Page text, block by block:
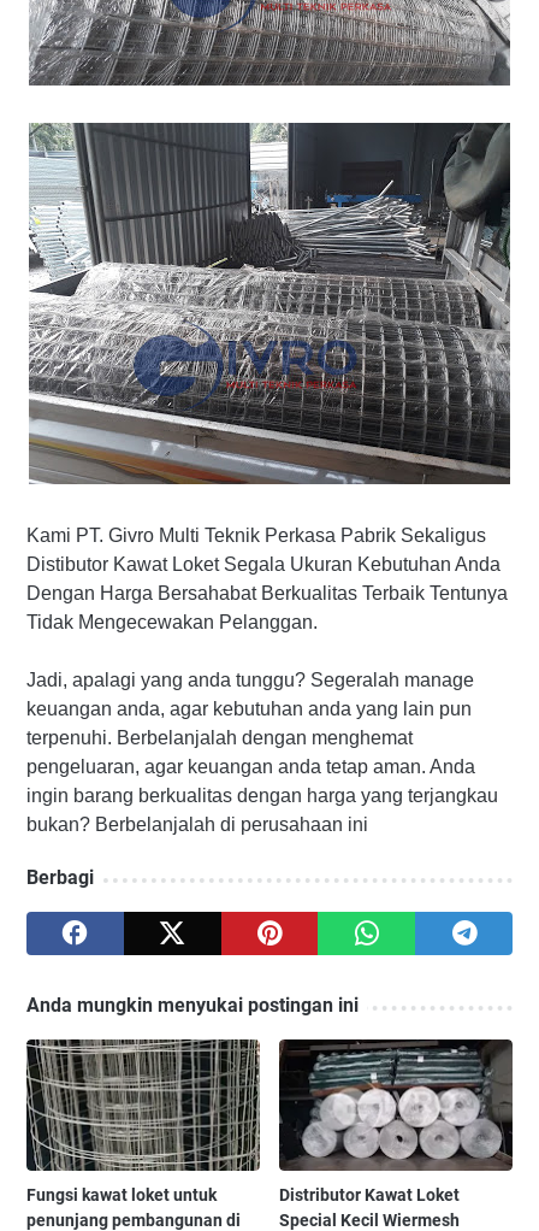
Kami PT. Givro Multi Teknik Perkasa Pabrik Sekaligus
Distibutor Kawat Loket Segala Ukuran Kebutuhan Anda
Dengan Harga Bersahabat Berkualitas Terbaik Tentunya
Tidak Mengecewakan Pelanggan.
Jadi, apalagi yang anda tunggu? Segeralah manage
keuangan anda, agar kebutuhan anda yang lain pun
terpenuhi. Berbelanjalah dengan menghemat
pengeluaran, agar keuangan anda tetap aman. Anda
ingin barang berkualitas dengan harga yang terjangkau
bukan? Berbelanjalah di perusahaan ini
Berbagi
Anda mungkin menyukai postingan ini
Fungsi kawat loket untuk
penunjang pembangunan di
Distributor Kawat Loket
Special Kecil Wiermesh